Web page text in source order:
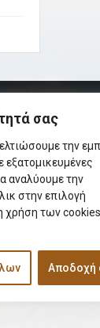
σας
την
αναλύουμε την
στην επιλογή
χρήση των
Αποδοχή
Δ.Σ
Φαξ